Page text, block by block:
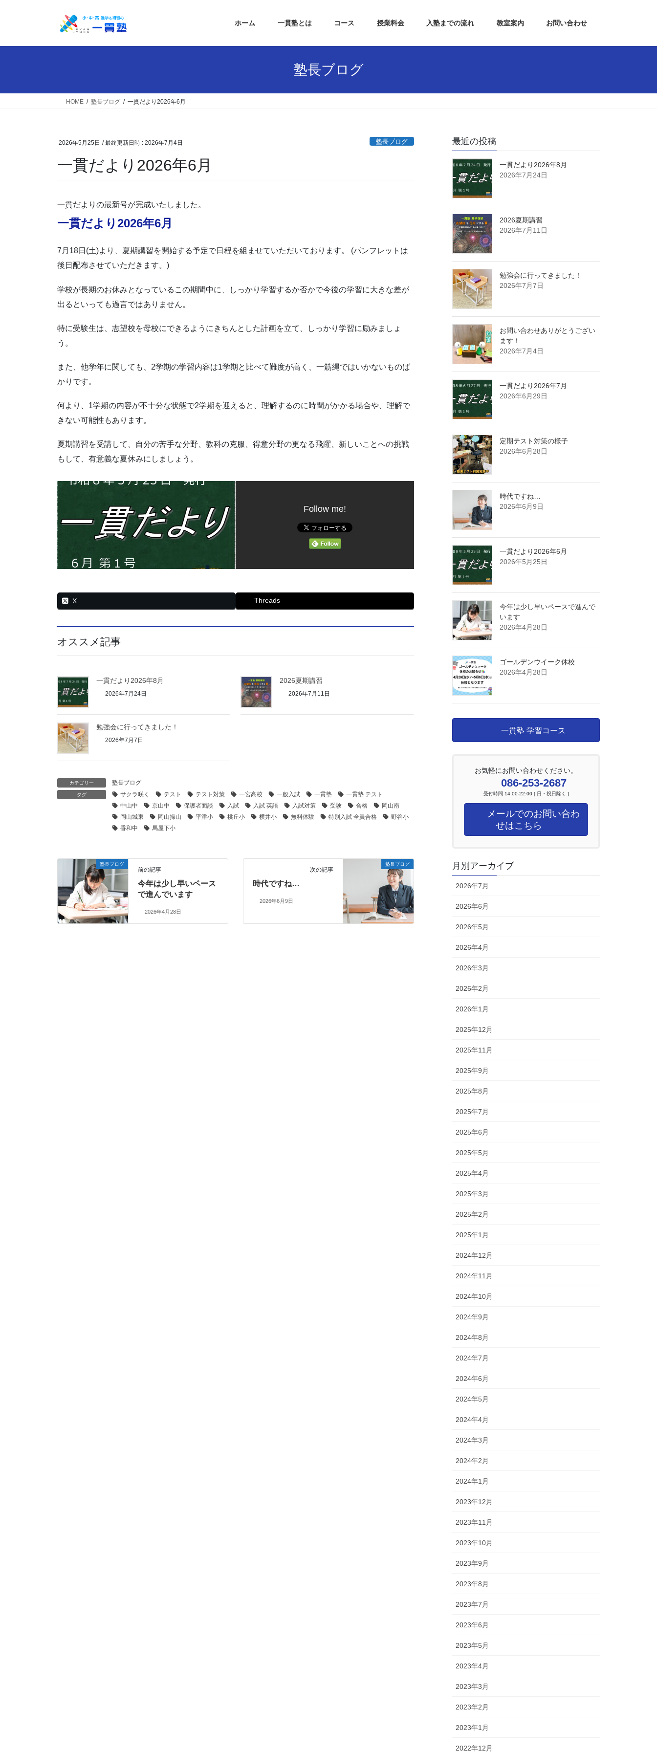
ホーム 一貫塾とは コース 授業料金 入塾までの流れ 教室案内 お問い合わせ
塾長ブログ
HOME 塾長ブログ 一貫だより2026年6月
2026年5月25日 / 最終更新日時 : 2026年7月4日 塾長ブログ
一貫だより2026年6月
一貫だよりの最新号が完成いたしました。
一貫だより2026年6月
7月18日(土)より、夏期講習を開始する予定で日程を組ませていただいております。 (パンフレットは
後日配布させていただきます。)
学校が長期のお休みとなっているこの期間中に、しっかり学習するか否かで今後の学習に大きな差が
出るといっても過言ではありません。
特に受験生は、志望校を母校にできるようにきちんとした計画を立て、しっかり学習に励みましょ
う。
また、他学年に関しても、2学期の学習内容は1学期と比べて難度が高く、一筋縄ではいかないものば
かりです。
何より、1学期の内容が不十分な状態で2学期を迎えると、理解するのに時間がかかる場合や、理解で
きない可能性もあります。
夏期講習を受講して、自分の苦手な分野、教科の克服、得意分野の更なる飛躍、新しいことへの挑戦
もして、有意義な夏休みにしましょう。
Follow me!
X Threads
オススメ記事
一貫だより2026年8月
2026年7月24日
2026夏期講習
2026年7月11日
勉強会に行ってきました！
2026年7月7日
カテゴリー 塾長ブログ
タグ サクラ咲く テスト テスト対策 一宮高校 一般入試 一貫塾
一貫塾 テスト
中山中
京山中 保護者面談 入試 入試 英語 入試対策 受験 合格
岡山南
岡山城東
岡山操山 平津小 桃丘小 横井小 無料体験 特別入試 全員合格
野谷小
香和中
馬屋下小
塾長ブログ
前の記事
今年は少し早いペース
で進んでいます
2026年4月28日
塾長ブログ
次の記事
時代ですね…
2026年6月9日
最近の投稿
一貫だより2026年8月
2026年7月24日
2026夏期講習
2026年7月11日
勉強会に行ってきました！
2026年7月7日
お問い合わせありがとうござい
ます！
2026年7月4日
一貫だより2026年7月
2026年6月29日
定期テスト対策の様子
2026年6月28日
時代ですね…
2026年6月9日
一貫だより2026年6月
2026年5月25日
今年は少し早いペースで進んで
います
2026年4月28日
ゴールデンウイーク休校
2026年4月28日
一貫塾 学習コース
お気軽にお問い合わせください。
086-253-2687
受付時間 14:00-22:00 [ 日・祝日除く ]
メールでのお問い合わ
せはこちら
月別アーカイブ
2026年7月
2026年6月
2026年5月
2026年4月
2026年3月
2026年2月
2026年1月
2025年12月
2025年11月
2025年9月
2025年8月
2025年7月
2025年6月
2025年5月
2025年4月
2025年3月
2025年2月
2025年1月
2024年12月
2024年11月
2024年10月
2024年9月
2024年8月
2024年7月
2024年6月
2024年5月
2024年4月
2024年3月
2024年2月
2024年1月
2023年12月
2023年11月
2023年10月
2023年9月
2023年8月
2023年7月
2023年6月
2023年5月
2023年4月
2023年3月
2023年2月
2023年1月
2022年12月